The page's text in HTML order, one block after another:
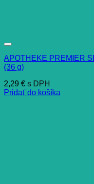
APOTHEKE PREMIER
(36 g)
2,29 € s DPH
Pridať do košíka